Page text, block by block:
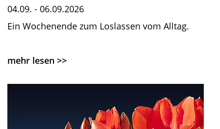
04.09. - 06.09.2026
Ein Wochenende zum Loslassen vom Alltag.
mehr lesen >>